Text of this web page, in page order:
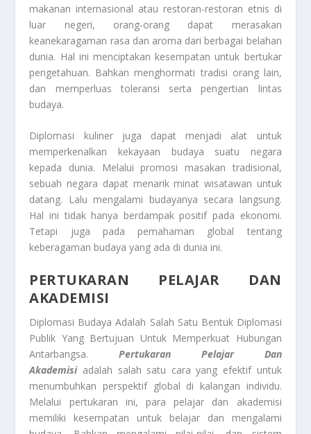
makanan internasional atau restoran-restoran etnis di
luar negeri, orang-orang dapat merasakan
keanekaragaman rasa dan aroma dari berbagai belahan
dunia. Hal ini menciptakan kesempatan untuk bertukar
pengetahuan. Bahkan menghormati tradisi orang lain,
dan memperluas toleransi serta pengertian lintas
budaya.
Diplomasi kuliner juga dapat menjadi alat untuk
memperkenalkan kekayaan budaya suatu negara
kepada dunia. Melalui promosi masakan tradisional,
sebuah negara dapat menarik minat wisatawan untuk
datang. Lalu mengalami budayanya secara langsung.
Hal ini tidak hanya berdampak positif pada ekonomi.
Tetapi juga pada pemahaman global tentang
keberagaman budaya yang ada di dunia ini.
PERTUKARAN PELAJAR DAN
AKADEMISI
Diplomasi Budaya Adalah Salah Satu Bentuk Diplomasi
Publik Yang Bertujuan Untuk Memperkuat Hubungan
Antarbangsa. Pertukaran Pelajar Dan
Akademisiadalah salah satu cara yang efektif untuk
menumbuhkan perspektif global di kalangan individu.
Melalui pertukaran ini, para pelajar dan akademisi
memiliki kesempatan untuk belajar dan mengalami